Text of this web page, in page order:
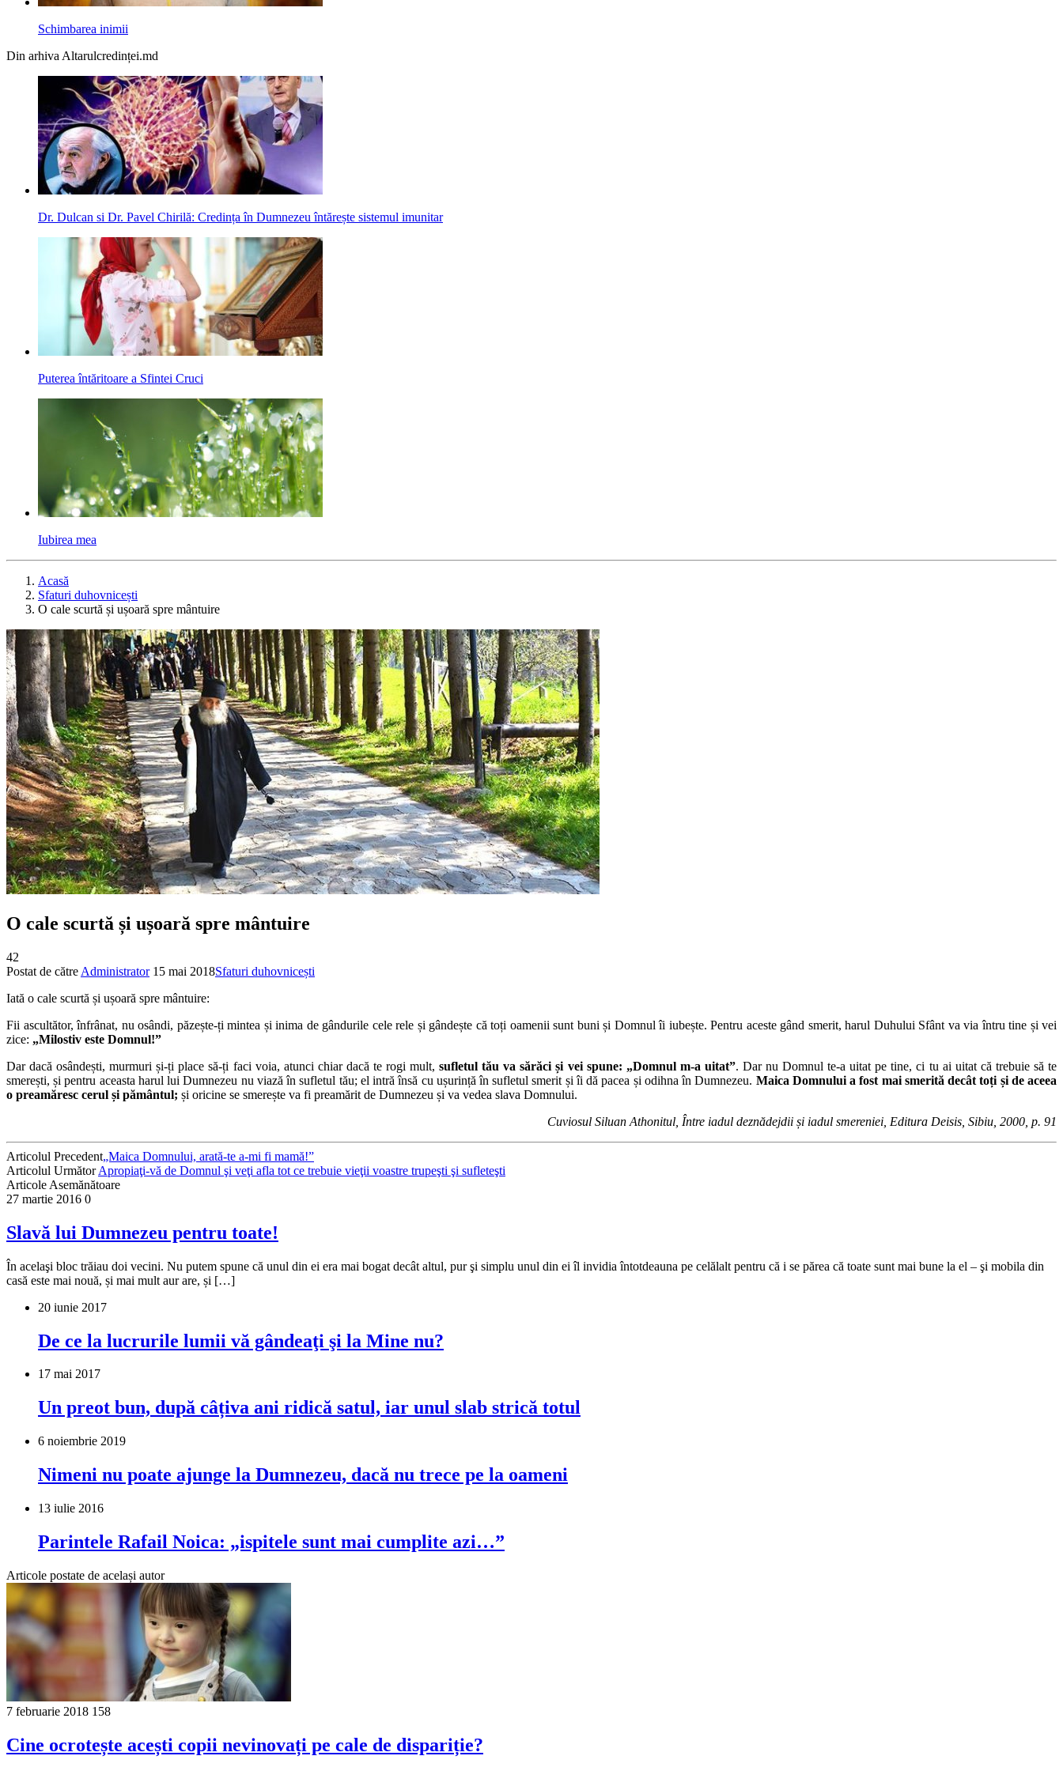
Schimbarea inimii
Din arhiva Altarulcredinței.md
Dr. Dulcan si Dr. Pavel Chirilă: Credința în Dumnezeu întărește sistemul imunitar
Puterea întăritoare a Sfintei Cruci
Iubirea mea
Acasă
Sfaturi duhovnicești
O cale scurtă și ușoară spre mântuire
O cale scurtă și ușoară spre mântuire
42
Postat de către Administrator 15 mai 2018Sfaturi duhovnicești
Iată o cale scurtă și ușoară spre mântuire:
Fii ascultător, înfrânat, nu osândi, păzește-ți mintea și inima de gândurile cele rele și gândește că toți oamenii sunt buni și Domnul îi iubește. Pentru aceste gând smerit, harul Duhului Sfânt va via întru tine și vei
zice: „Milostiv este Domnul!”
Dar dacă osândești, murmuri și-ți place să-ți faci voia, atunci chiar dacă te rogi mult,sufletul tău va sărăci și vei spune: „Domnul m-a uitat”. Dar nu Domnul te-a uitat pe tine, ci tu ai uitat că trebuie să te
smerești, și pentru aceasta harul lui Dumnezeu nu viază în sufletul tău; el intră însă cu ușurință în sufletul smerit și îi dă pacea și odihna în Dumnezeu. Maica Domnului a fost mai smerită decât toți și de aceea
o preamăresc cerul și pământul; și oricine se smerește va fi preamărit de Dumnezeu și va vedea slava Domnului.
Cuviosul Siluan Athonitul, Între iadul deznădejdii și iadul smereniei, Editura Deisis, Sibiu, 2000, p. 91
Articolul Precedent„Maica Domnului, arată-te a-mi fi mamă!”
Articolul UrmătorApropiaţi-vă de Domnul şi veţi afla tot ce trebuie vieţii voastre trupeşti şi sufleteşti
Articole Asemănătoare
27 martie 2016 0
Slavă lui Dumnezeu pentru toate!
În acelaşi bloc trăiau doi vecini. Nu putem spune că unul din ei era mai bogat decât altul, pur şi simplu unul din ei îl invidia întotdeauna pe celălalt pentru că i se părea că toate sunt mai bune la el – şi mobila din
casă este mai nouă, și mai mult aur are, și […]
20 iunie 2017
De ce la lucrurile lumii vă gândeaţi şi la Mine nu?
17 mai 2017
Un preot bun, după câțiva ani ridică satul, iar unul slab strică totul
6 noiembrie 2019
Nimeni nu poate ajunge la Dumnezeu, dacă nu trece pe la oameni
13 iulie 2016
Parintele Rafail Noica: „ispitele sunt mai cumplite azi…”
Articole postate de același autor
7 februarie 2018 158
Cine ocrotește acești copii nevinovați pe cale de dispariție?